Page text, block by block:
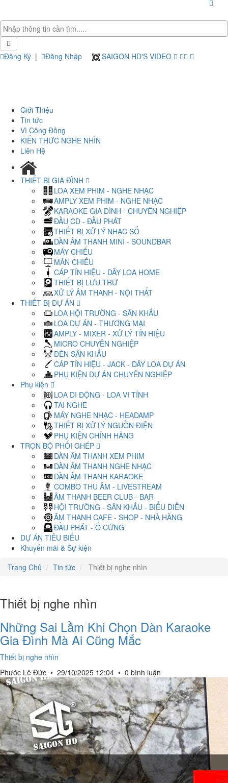
Đăng Ký | Đăng Nhập SAIGON HD'S VIDEO
Giới Thiệu
Tin tức
Vì Cộng Đồng
KIẾN THỨC NGHE NHÌN
Liên Hệ
THIẾT BỊ GIA ĐÌNH
LOA XEM PHIM - NGHE NHẠC
AMPLY XEM PHIM - NGHE NHẠC
KARAOKE GIA ĐÌNH - CHUYÊN NGHIỆP
ĐẦU CD - ĐẦU PHÁT
THIẾT BỊ XỬ LÝ NHẠC SỐ
DÀN ÂM THANH MINI - SOUNDBAR
MÁY CHIẾU
MÀN CHIẾU
CÁP TÍN HIỆU - DÂY LOA HOME
THIẾT BỊ LƯU TRỮ
XỬ LÝ ÂM THANH - NỘI THẤT
THIẾT BỊ DỰ ÁN
LOA HỘI TRƯỜNG - SÂN KHẤU
LOA DỰ ÁN - THƯƠNG MẠI
AMPLY - MIXER - XỬ LÝ TÍN HIỆU
MICRO CHUYÊN NGHIỆP
ĐÈN SÂN KHẤU
CÁP TÍN HIỆU - JACK - DÂY LOA DỰ ÁN
PHỤ KIỆN DỰ ÁN CHUYÊN NGHIỆP
Phụ kiện
LOA DI ĐỘNG - LOA VI TÍNH
TAI NGHE
MÁY NGHE NHẠC - HEADAMP
THIẾT BỊ XỬ LÝ NGUỒN ĐIỆN
PHỤ KIỆN CHÍNH HÃNG
TRỌN BỘ PHỐI GHÉP
DÀN ÂM THANH XEM PHIM
DÀN ÂM THANH NGHE NHẠC
DÀN ÂM THANH KARAOKE
COMBO THU ÂM - LIVESTREAM
ÂM THANH BEER CLUB - BAR
HỘI TRƯỜNG - SÂN KHẤU - BIỂU DIỄN
ÂM THANH CAFE - SHOP - NHÀ HÀNG
ĐẦU PHÁT - Ổ CỨNG
DỰ ÁN TIÊU BIỂU
Khuyến mãi & Sự kiện
Trang Chủ
Tin tức Thiết bị nghe nhìn
Thiết bị nghe nhìn
Những Sai Lầm Khi Chọn Dàn Karaoke
Gia Đình Mà Ai Cũng Mắc
Thiết bị nghe nhìn
Phước Lê Đức • 29/10/2025 12:04 • 0 bình luận